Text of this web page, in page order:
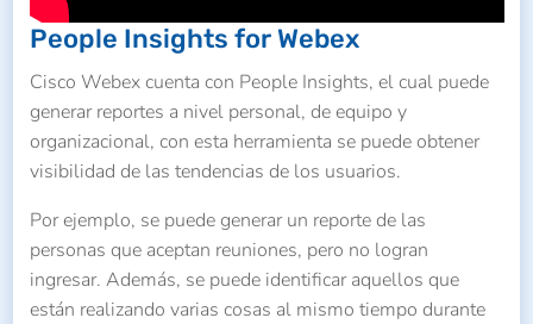
People Insights for Webex
Cisco Webex cuenta con People Insights, el cual puede
generar reportes a nivel personal, de equipo y
organizacional, con esta herramienta se puede obtener
visibilidad de las tendencias de los usuarios.
Por ejemplo, se puede generar un reporte de las
personas que aceptan reuniones, pero no logran
ingresar. Además, se puede identificar aquellos que
están realizando varias cosas al mismo tiempo durante